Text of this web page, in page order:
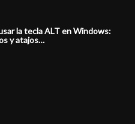
la tecla ALT en Windows:
y atajos…